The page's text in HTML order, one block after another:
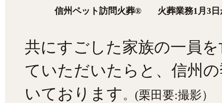
信州ペット訪問火葬® 火葬業務1月3日
共にすごした家族の一員
ていただいたらと、信州
いております。(栗田要:撮影）